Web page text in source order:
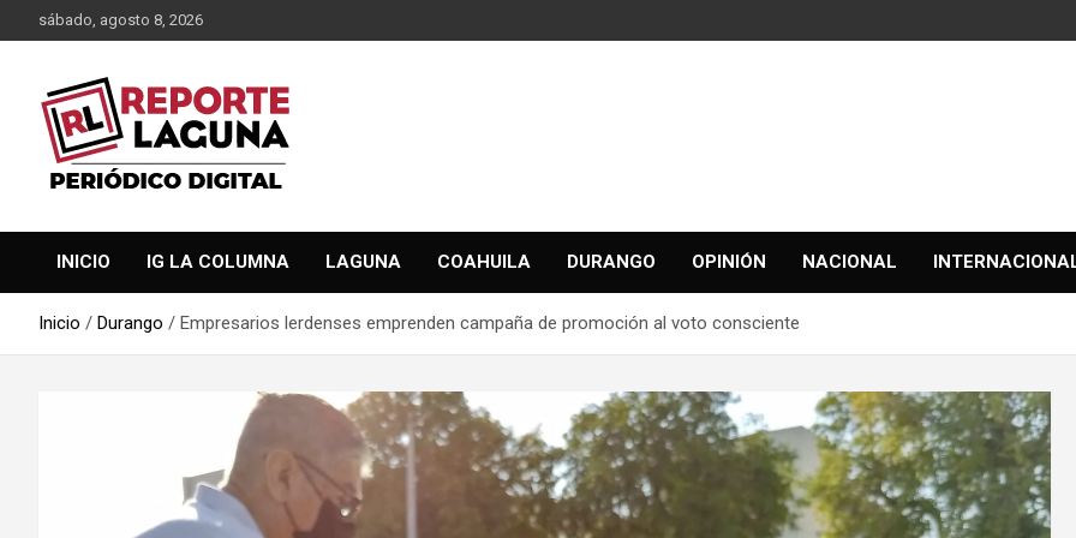
al
sábado, agosto 8, 2026
Reporte Laguna
INICIO IG LA COLUMNA LAGUNA COAHUILA DURANGO OPINIÓN NACIONAL
Inicio Durango Empresarios lerdenses emprenden campaña de promoción al voto consciente